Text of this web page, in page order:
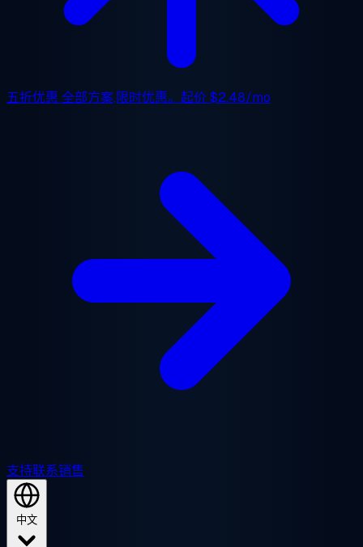
五折优惠 全部方案,限时优惠。起价$2.48/mo
支持联系销售
中文